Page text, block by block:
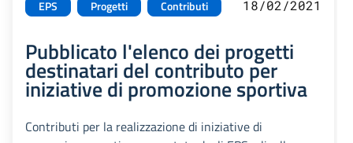
EPS Progetti Contributi 18/02/2021
Pubblicato l'elenco dei progetti
destinatari del contributo per
iniziative di promozione sportiva
Contributi per la realizzazione di iniziative di